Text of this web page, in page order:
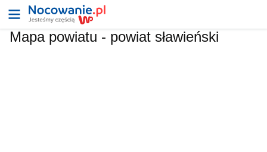
Mapa powiatu - powiat sławieński